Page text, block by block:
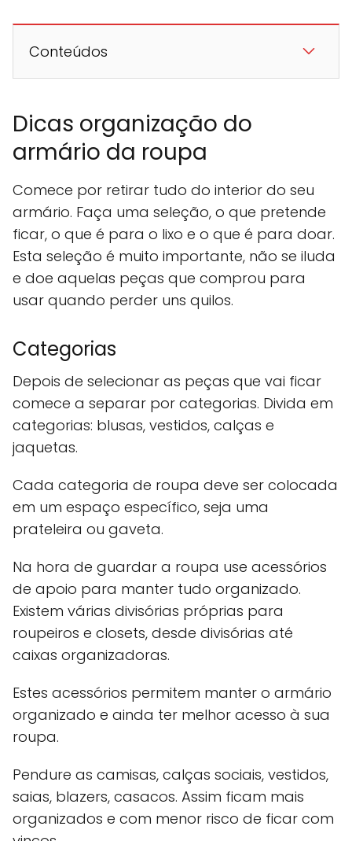
Conteúdos
Dicas organização do
armário da roupa
Comece por retirar tudo do interior do seu
armário. Faça uma seleção, o que pretende
ficar, o que é para o lixo e o que é para doar.
Esta seleção é muito importante, não se iluda
e doe aquelas peças que comprou para
usar quando perder uns quilos.
Categorias
Depois de selecionar as peças que vai ficar
comece a separar por categorias. Divida em
categorias: blusas, vestidos, calças e
jaquetas.
Cada categoria de roupa deve ser colocada
em um espaço específico, seja uma
prateleira ou gaveta.
Na hora de guardar a roupa use acessórios
de apoio para manter tudo organizado.
Existem várias divisórias próprias para
roupeiros e closets, desde divisórias até
caixas organizadoras.
Estes acessórios permitem manter o armário
organizado e ainda ter melhor acesso à sua
roupa.
Pendure as camisas, calças sociais, vestidos,
saias, blazers, casacos. Assim ficam mais
organizados e com menor risco de ficar com